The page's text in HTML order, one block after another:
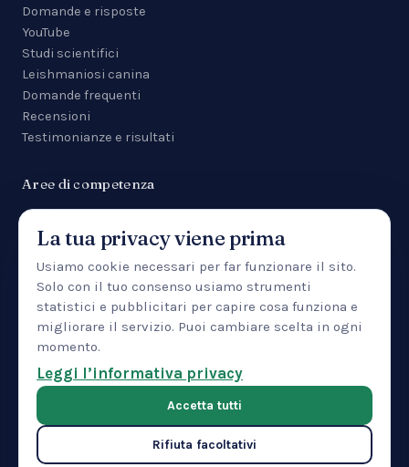
Domande e risposte
YouTube
Studi scientifici
Leishmaniosi canina
Domande frequenti
Recensioni
Testimonianze e risultati
Aree di competenza
Tutte le aree
Malattie da zecca
Anemia
Manifestazioni cutanee
Uveite
Insufficienza renale
Patologia epatica
IBD
Pancreatite
© 2026 CTMVET — Training Center LLC · 30 North Gould Street,
La tua privacy viene prima
Usiamo cookie necessari per far funzionare il sito.
Solo con il tuo consenso usiamo strumenti
statistici e pubblicitari per capire cosa funziona e
migliorare il servizio. Puoi cambiare scelta in ogni
momento.
Leggi l’informativa privacy
Accetta tutti
Rifiuta facoltativi